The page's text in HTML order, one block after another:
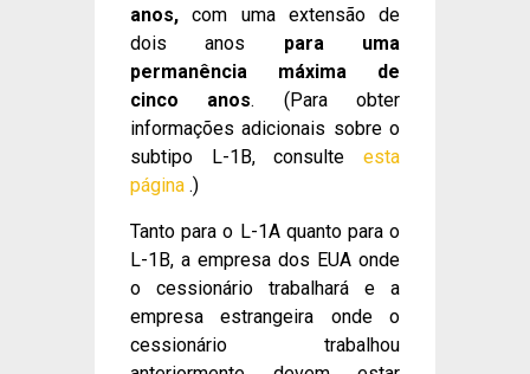
anos, com uma extensão de
dois anos para uma
permanência máxima de
cinco anos. (Para obter
informações adicionais sobre o
subtipo L-1B, consulte esta
página .)
Tanto para o L-1A quanto para o
L-1B, a empresa dos EUA onde
o cessionário trabalhará e a
empresa estrangeira onde o
cessionário trabalhou